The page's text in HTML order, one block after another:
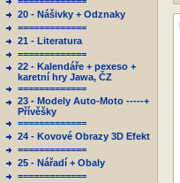
20 - Nášivky + Odznaky
=============
21 - Literatura
=============
22 - Kalendáře + pexeso +
karetní hry Jawa, ČZ
=============
23 - Modely Auto-Moto -----+
Přívěšky
=============
24 - Kovové Obrazy 3D Efekt
=============
25 - Nářadí + Obaly
=============